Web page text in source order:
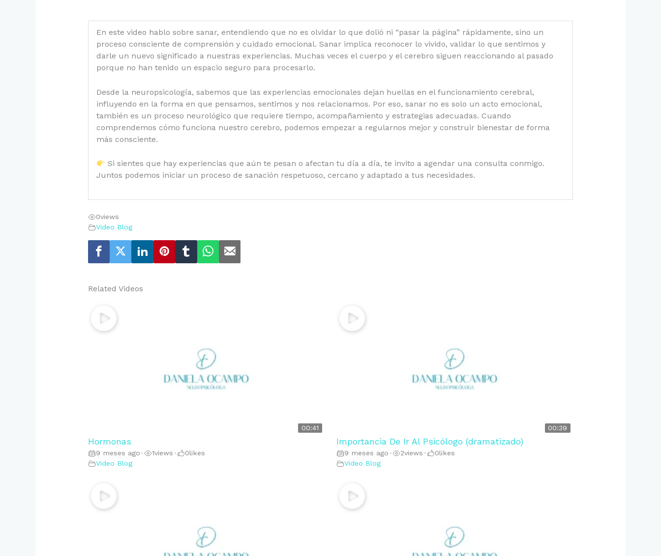
d
e
o
En este video hablo sobre sanar, entendiendo que no es olvidar lo que dolió ni “pasar la página” rápidamente, sino un
proceso consciente de comprensión y cuidado emocional. Sanar implica reconocer lo vivido, validar lo que sentimos y
darle un nuevo significado a nuestras experiencias. Muchas veces el cuerpo y el cerebro siguen reaccionando al pasado
porque no han tenido un espacio seguro para procesarlo.
Desde la neuropsicología, sabemos que las experiencias emocionales dejan huellas en el funcionamiento cerebral,
influyendo en la forma en que pensamos, sentimos y nos relacionamos. Por eso, sanar no es solo un acto emocional,
también es un proceso neurológico que requiere tiempo, acompañamiento y estrategias adecuadas. Cuando
comprendemos cómo funciona nuestro cerebro, podemos empezar a regularnos mejor y construir bienestar de forma
más consciente.
Si sientes que hay experiencias que aún te pesan o afectan tu día a día, te invito a agendar una consulta conmigo.
Juntos podemos iniciar un proceso de sanación respetuoso, cercano y adaptado a tus necesidades.
0views
Video Blog
Related Videos
00:41
Hormonas
9 meses ago • 1views • 0likes
Video Blog
00:39
Importancia De Ir Al Psicólogo (dramatizado)
9 meses ago • 2views • 0likes
Video Blog